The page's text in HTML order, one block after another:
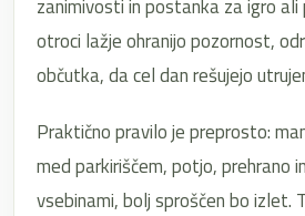
zanimivosti in postanka za igro ali
otroci lažje ohranijo pozornost,
občutka, da cel dan rešujejo
Praktično pravilo je preprosto:
med parkiriščem, potjo, prehrano
vsebinami, bolj sproščen bo izlet.